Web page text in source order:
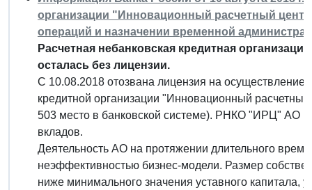
организации "Инновационный расчетный
операций и назначении временной
Расчетная небанковская кредитная
осталась без лицензии.
С 10.08.2018 отозвана лицензия на осуществление
кредитной организации "Инновационный
503 место в банковской системе). РНКО "ИРЦ" АО
вкладов.
Деятельность АО на протяжении длительного
неэффективностью бизнес-модели. Размер
ниже минимального значения уставного капитала,